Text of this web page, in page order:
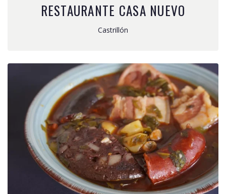
RESTAURANTE CASA NUEVO
Castrillón